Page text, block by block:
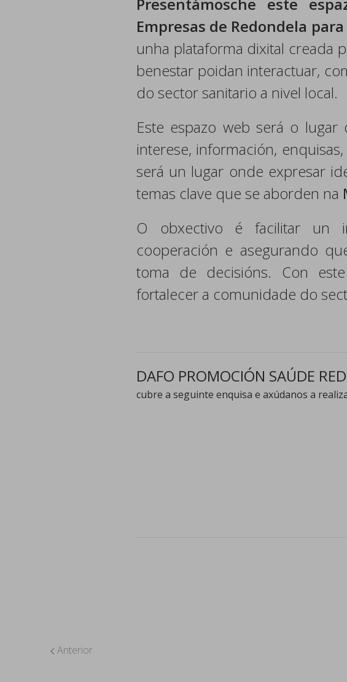
Empresas de Redondela
unha plataforma dixital creada
benestar poidan interactuar,
do sector sanitario a nivel local.
Este espazo web será o
interese, información,
será un lugar onde expresar
temas clave que se aborden na
O obxectivo é facilitar un
cooperación e asegurando
toma de decisións. Con
fortalecer a comunidade do
DAFO PROMOCIÓN SAÚDE
cubre a seguinte enquisa e axúdanos a
Anterior